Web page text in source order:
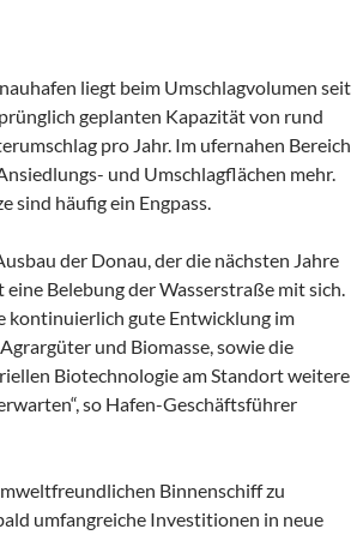
liegt beim Umschlagvolumen seit
geplanten Kapazität von rund
pro Jahr. Im ufernahen Bereich
und Umschlagflächen mehr.
sind häufig ein Engpass.
der Donau, der die nächsten Jahre
Belebung der Wasserstraße mit sich.
kontinuierlich gute Entwicklung im
und Biomasse, sowie die
Biotechnologie am Standort weitere
so Hafen-Geschäftsführer
Binnenschiff zu
umfangreiche Investitionen in neue